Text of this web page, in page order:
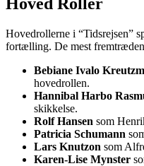
Hovedrollerne i “Tidsrejsen”
fortælling. De mest
Bebiane Ivalo
hovedrollen.
Hannibal Harbo
skikkelse.
Rolf Hansen som
Patricia Schumann
Lars Knutzon som
Karen-Lise Mynster